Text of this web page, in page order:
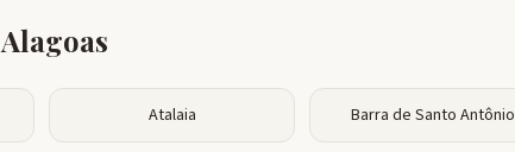
Alagoas
Atalaia Barra de Santo Antônio